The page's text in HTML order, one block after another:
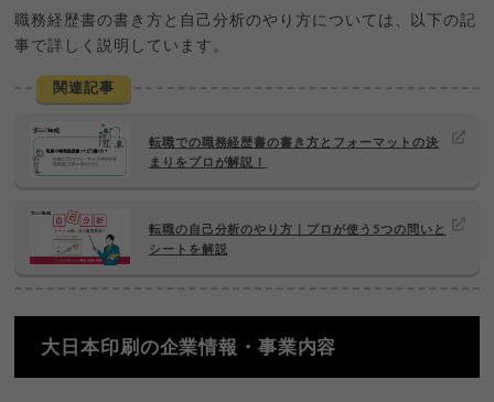
職務経歴書の書き方と自己分析のやり方については、以下の記
事で詳しく説明しています。
関連記事
転職での職務経歴書の書き方とフォーマットの決
まりをプロが解説！
転職の自己分析のやり方｜プロが使う5つの問いと
シートを解説
大日本印刷の企業情報・事業内容